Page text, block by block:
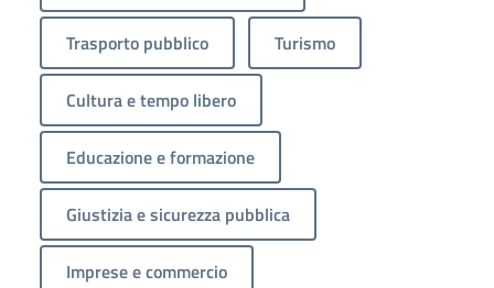
Trasporto pubblico Turismo
Cultura e tempo libero
Educazione e formazione
Giustizia e sicurezza pubblica
Imprese e commercio